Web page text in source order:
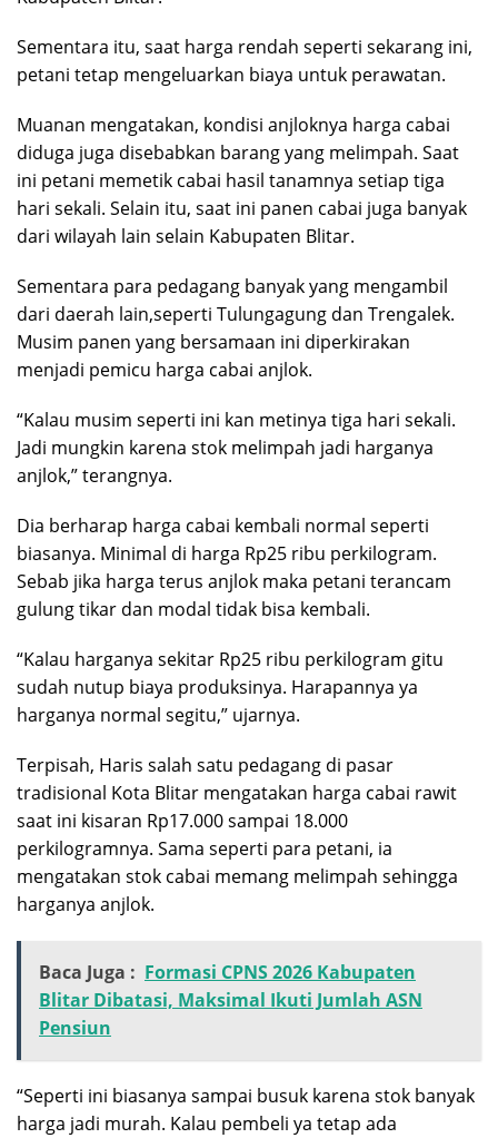
Sementara itu, saat harga rendah seperti sekarang ini,
petani tetap mengeluarkan biaya untuk perawatan.
Muanan mengatakan, kondisi anjloknya harga cabai
diduga juga disebabkan barang yang melimpah. Saat
ini petani memetik cabai hasil tanamnya setiap tiga
hari sekali. Selain itu, saat ini panen cabai juga banyak
dari wilayah lain selain Kabupaten Blitar.
Sementara para pedagang banyak yang mengambil
dari daerah lain,seperti Tulungagung dan Trengalek.
Musim panen yang bersamaan ini diperkirakan
menjadi pemicu harga cabai anjlok.
“Kalau musim seperti ini kan metinya tiga hari sekali.
Jadi mungkin karena stok melimpah jadi harganya
anjlok,” terangnya.
Dia berharap harga cabai kembali normal seperti
biasanya. Minimal di harga Rp25 ribu perkilogram.
Sebab jika harga terus anjlok maka petani terancam
gulung tikar dan modal tidak bisa kembali.
“Kalau harganya sekitar Rp25 ribu perkilogram gitu
sudah nutup biaya produksinya. Harapannya ya
harganya normal segitu,” ujarnya.
Terpisah, Haris salah satu pedagang di pasar
tradisional Kota Blitar mengatakan harga cabai rawit
saat ini kisaran Rp17.000 sampai 18.000
perkilogramnya. Sama seperti para petani, ia
mengatakan stok cabai memang melimpah sehingga
harganya anjlok.
Baca Juga : Formasi CPNS 2026 Kabupaten
Blitar Dibatasi, Maksimal Ikuti Jumlah ASN
Pensiun
“Seperti ini biasanya sampai busuk karena stok banyak
harga jadi murah. Kalau pembeli ya tetap ada